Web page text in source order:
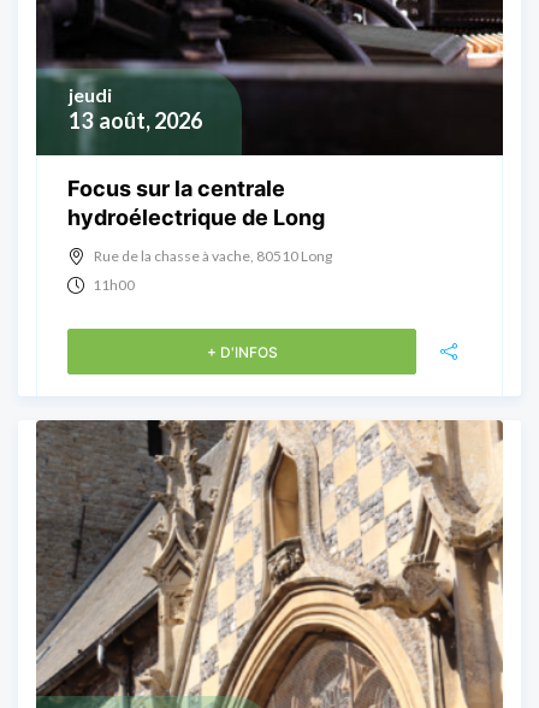
13 août, 2026
jeudi
Focus sur la centrale
hydroélectrique de Long
Rue de la chasse à vache, 80510 Long
11h00
+ D'INFOS